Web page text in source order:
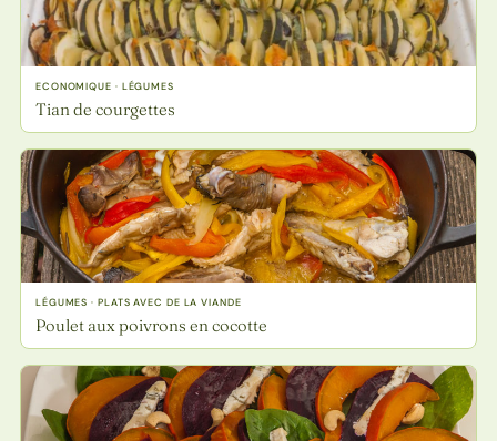
ECONOMIQUE · LÉGUMES
Tian de courgettes
LÉGUMES · PLATS AVEC DE LA VIANDE
Poulet aux poivrons en cocotte